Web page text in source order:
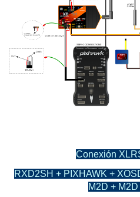
Conexión
RXD2SH + PIXHAWK +
M2D +